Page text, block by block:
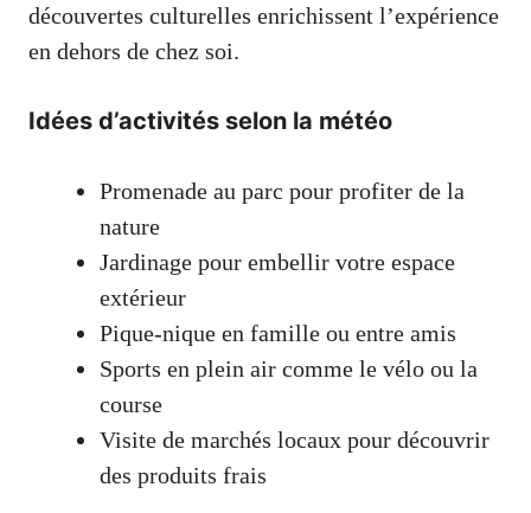
découvertes culturelles enrichissent l’expérience
en dehors de chez soi.
Idées d’activités selon la météo
Promenade au parc pour profiter de la
nature
Jardinage pour embellir votre espace
extérieur
Pique-nique en famille ou entre amis
Sports en plein air comme le vélo ou la
course
Visite de marchés locaux pour découvrir
des produits frais